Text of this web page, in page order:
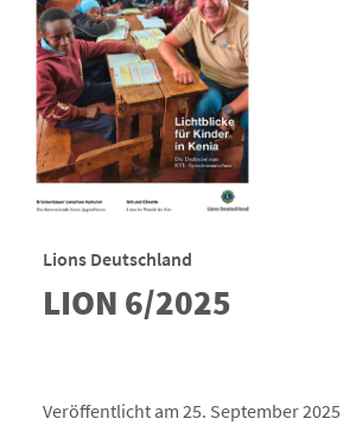
Lions Deutschland
LION 6/2025
Veröffentlicht am 25. September 2025